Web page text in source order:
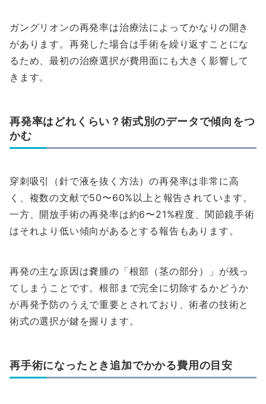
ガングリオンの再発率は治療法によってかなりの開き
があります。再発した場合は手術を繰り返すことにな
るため、最初の治療選択が費用面にも大きく影響して
きます。
再発率はどれくらい？術式別のデータで傾向をつ
かむ
穿刺吸引（針で液を抜く方法）の再発率は非常に高
く、複数の文献で50〜60%以上と報告されています。
一方、開放手術の再発率は約6〜21%程度、関節鏡手術
はそれより低い傾向があるとする報告もあります。
再発の主な原因は嚢腫の「根部（茎の部分）」が残っ
てしまうことです。根部まで完全に切除するかどうか
が再発予防のうえで重要とされており、術者の技術と
術式の選択が鍵を握ります。
再手術になったとき追加でかかる費用の目安